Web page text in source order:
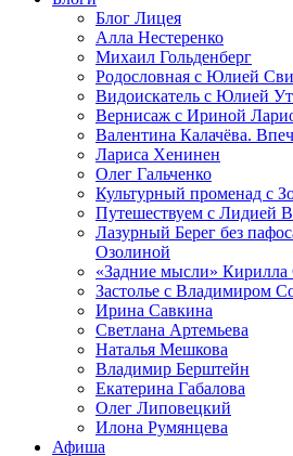
Блог Лицея
Алла Нестеренко
Михаил Гольденберг
Родословная с Юлией
Видоискатель с Юлией
Вернисаж с Ириной
Валентина Калачёва.
Лариса Хенинен
Олег Гальченко
Культурный променад с
Путешествуем с Лидией
Лазурный Берег без
Озолиной
«Задние мысли»
Застолье с Владимиром
Ирина Савкина
Светлана Артемьева
Наталья Мешкова
Владимир Берштейн
Екатерина Габалова
Олег Липовецкий
Илона Румянцева
Афиша